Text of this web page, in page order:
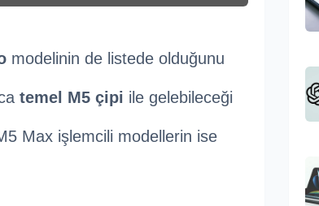
modelinin de listede olduğunu
temel M5 çipi ile gelebileceği
Max işlemcili modellerin ise